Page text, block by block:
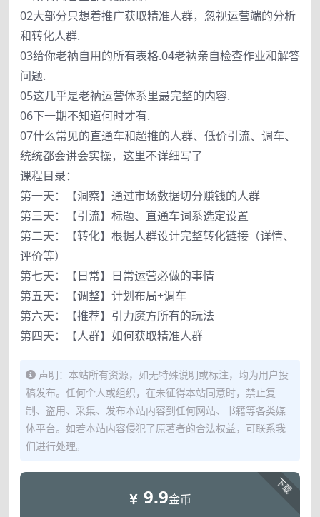
02大部分只想着推广获取精准人群，忽视运营端的分析
和转化人群.
03给你老衲自用的所有表格.04老衲亲自检查作业和解答
问题.
05这几乎是老衲运营体系里最完整的内容.
06下一期不知道何时才有.
07什么常见的直通车和超推的人群、低价引流、调车、
统统都会讲会实操，这里不详细写了
课程目录：
第一天：【洞察】通过市场数据切分赚钱的人群
第三天：【引流】标题、直通车词系选定设置
第二天：【转化】根据人群设计完整转化链接（详情、
评价等）
第七天：【日常】日常运营必做的事情
第五天：【调整】计划布局+调车
第六天：【推荐】引力魔方所有的玩法
第四天：【人群】如何获取精准人群
声明：本站所有资源，如无特殊说明或标注，均为用户投
稿发布。任何个人或组织，在未征得本站同意时，禁止复
制、盗用、采集、发布本站内容到任何网站、书籍等各类媒
体平台。如若本站内容侵犯了原著者的合法权益，可联系我
们进行处理。
下载
9.9金币